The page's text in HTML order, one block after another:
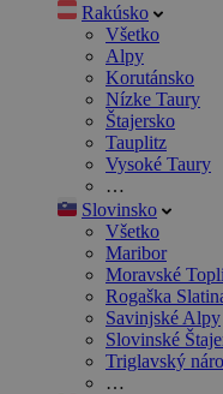
Rakúsko
Všetko
Alpy
Korutánsko
Nízke Taury
Štajersko
Tauplitz
Vysoké Taury
…
Slovinsko
Všetko
Maribor
Moravské
Rogaška
Savinjské Alpy
Slovinské
Triglavský
…